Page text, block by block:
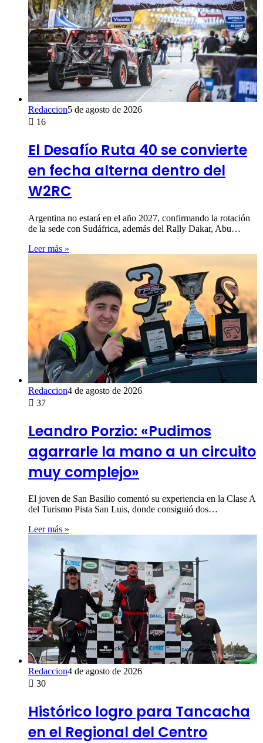
Redaccion5 de agosto de 2026
16
El Desafío Ruta 40 se convierte
en fecha alterna dentro del
W2RC
Argentina no estará en el año 2027, confirmando la rotación
de la sede con Sudáfrica, además del Rally Dakar, Abu…
Leer más »
Redaccion4 de agosto de 2026
37
Leandro Porzio: «Pudimos
agarrarle la mano a un circuito
muy complejo»
El joven de San Basilio comentó su experiencia en la Clase A
del Turismo Pista San Luis, donde consiguió dos…
Leer más »
Redaccion4 de agosto de 2026
30
Histórico logro para Tancacha
en el Regional del Centro